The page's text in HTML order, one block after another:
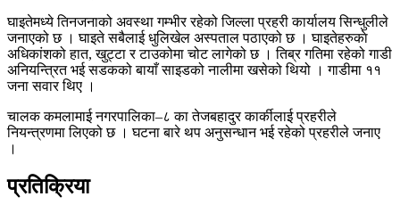
घाइतेमध्ये तिनजनाको अवस्था गम्भीर रहेको जिल्ला प्रहरी कार्यालय सिन्धुलीले
जनाएको छ । घाइते सबैलाई धुलिखेल अस्पताल पठाएको छ । घाइतेहरुकाे
अधिकांशको हात, खुट्टा र टाउकोमा चोट लागेको छ । तिब्र गतिमा रहेको गाडी
अनियन्त्रित भई सडकको बायाँ साइडको नालीमा खसेको थियो । गाडीमा ११
जना सवार थिए ।
चालक कमलामाई नगरपालिका–८ का तेजबहादुर कार्कीलाई प्रहरीले
नियन्त्रणमा लिएको छ । घटना बारे थप अनुसन्धान भई रहेको प्रहरीले जनाए
।
प्रतिक्रिया